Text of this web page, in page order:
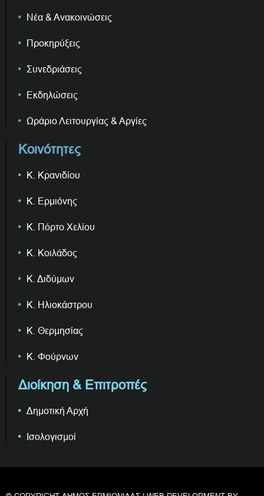
Νέα & Ανακοινώσεις
Προκηρύξεις
Συνεδριάσεις
Εκδηλώσεις
Ωράριο Λειτουργίας & Αργίες
Κοινότητες
Κ. Κρανιδίου
Κ. Ερμιόνης
Κ. Πόρτο Χελίου
Κ. Κοιλάδος
Κ. Διδύμων
Κ. Ηλιοκάστρου
Κ. Θερμησίας
Κ. Φούρνων
Διοίκηση & Επιτροπές
Δημοτική Αρχή
Ισολογισμοί